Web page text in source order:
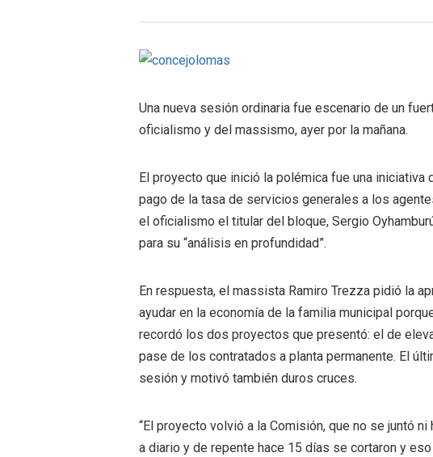
Una nueva sesión ordinaria fue escenario de un
oficialismo y del massismo, ayer por la mañana.
El proyecto que inició la polémica fue una iniciativa
pago de la tasa de servicios generales a los
el oficialismo el titular del bloque, Sergio
para su “análisis en profundidad”.
En respuesta, el massista Ramiro Trezza pidió la
ayudar en la economía de la familia municipal
recordó los dos proyectos que presentó: el de
pase de los contratados a planta permanente. El
sesión y motivó también duros cruces.
“El proyecto volvió a la Comisión, que no se juntó
a diario y de repente hace 15 días se cortaron y